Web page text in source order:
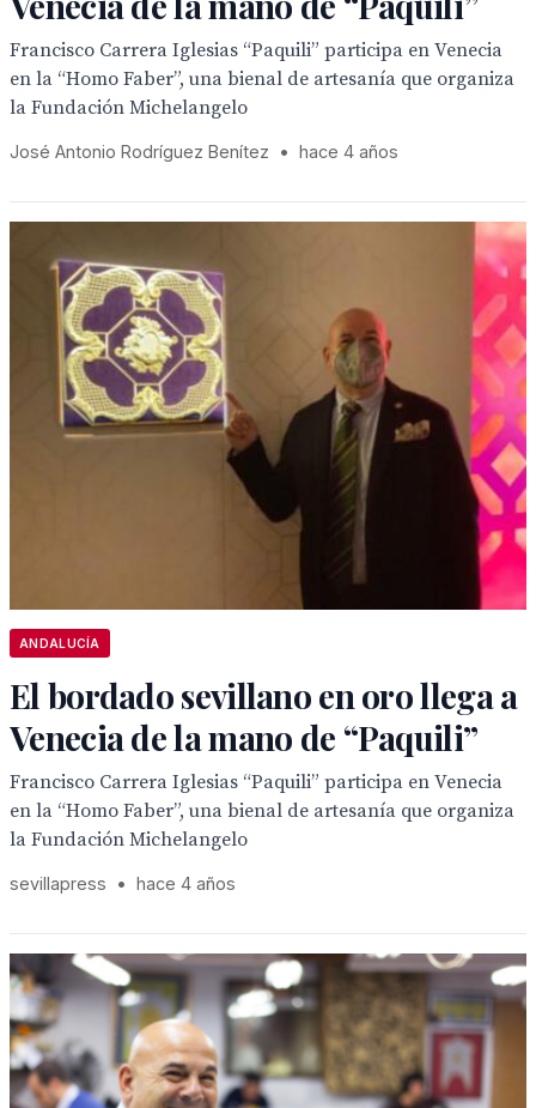
Francisco Carrera Iglesias “Paquili” participa en Venecia
en la “Homo Faber”, una bienal de artesanía que organiza
la Fundación Michelangelo
José Antonio Rodríguez Benítez • hace 4 años
ANDALUCÍA
El bordado sevillano en oro llega a
Venecia de la mano de “Paquili”
Francisco Carrera Iglesias “Paquili” participa en Venecia
en la “Homo Faber”, una bienal de artesanía que organiza
la Fundación Michelangelo
sevillapress • hace 4 años